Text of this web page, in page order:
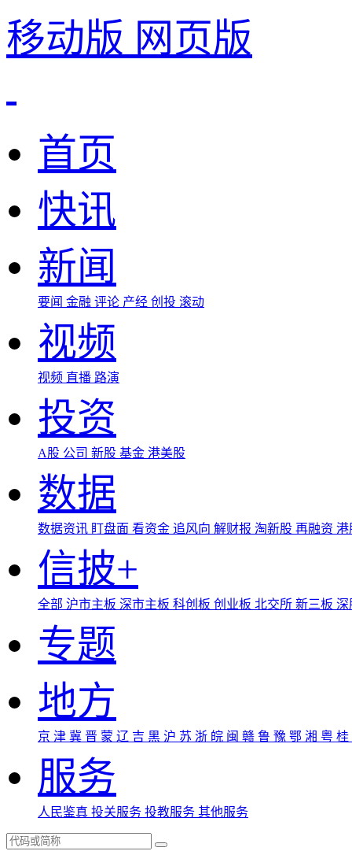
移动版 网页版
首页
快讯
新闻
要闻 金融 评论 产经 创投 滚动
视频
视频 直播 路演
投资
A股 公司 新股 基金 港美股
数据
数据资讯 盯盘面 看资金 追风向 解财报 淘新股 再融资
信披+
全部 沪市主板 深市主板 科创板 创业板 北交所 新三板
专题
地方
京 津 冀 晋 蒙 辽 吉 黑 沪 苏 浙 皖 闽 赣 鲁 豫 鄂 湘 粤 桂
服务
人民鉴真 投关服务 投教服务 其他服务